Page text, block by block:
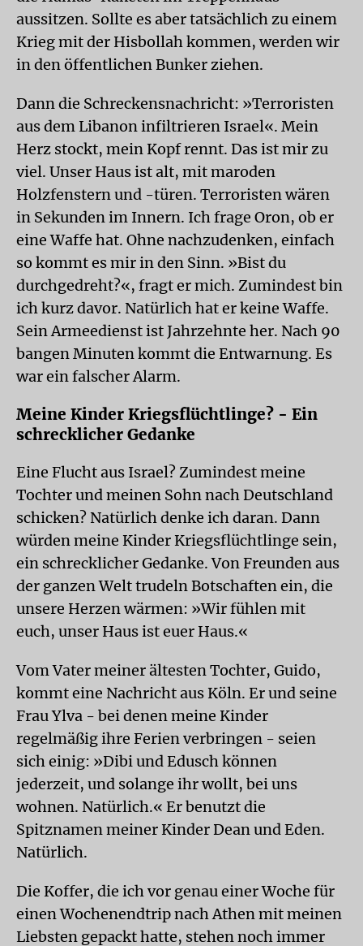
aussitzen. Sollte es aber tatsächlich zu einem
Krieg mit der Hisbollah kommen, werden wir
in den öffentlichen Bunker ziehen.
Dann die Schreckensnachricht: »Terroristen
aus dem Libanon infiltrieren Israel«. Mein
Herz stockt, mein Kopf rennt. Das ist mir zu
viel. Unser Haus ist alt, mit maroden
Holzfenstern und -türen. Terroristen wären
in Sekunden im Innern. Ich frage Oron, ob er
eine Waffe hat. Ohne nachzudenken, einfach
so kommt es mir in den Sinn. »Bist du
durchgedreht?«, fragt er mich. Zumindest bin
ich kurz davor. Natürlich hat er keine Waffe.
Sein Armeedienst ist Jahrzehnte her. Nach 90
bangen Minuten kommt die Entwarnung. Es
war ein falscher Alarm.
Meine Kinder Kriegsflüchtlinge? - Ein
schrecklicher Gedanke
Eine Flucht aus Israel? Zumindest meine
Tochter und meinen Sohn nach Deutschland
schicken? Natürlich denke ich daran. Dann
würden meine Kinder Kriegsflüchtlinge sein,
ein schrecklicher Gedanke. Von Freunden aus
der ganzen Welt trudeln Botschaften ein, die
unsere Herzen wärmen: »Wir fühlen mit
euch, unser Haus ist euer Haus.«
Vom Vater meiner ältesten Tochter, Guido,
kommt eine Nachricht aus Köln. Er und seine
Frau Ylva - bei denen meine Kinder
regelmäßig ihre Ferien verbringen - seien
sich einig: »Dibi und Edusch können
jederzeit, und solange ihr wollt, bei uns
wohnen. Natürlich.« Er benutzt die
Spitznamen meiner Kinder Dean und Eden.
Natürlich.
Die Koffer, die ich vor genau einer Woche für
einen Wochenendtrip nach Athen mit meinen
Liebsten gepackt hatte, stehen noch immer